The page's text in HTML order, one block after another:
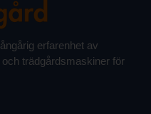
erfarenhet av
trädgårdsmaskiner för